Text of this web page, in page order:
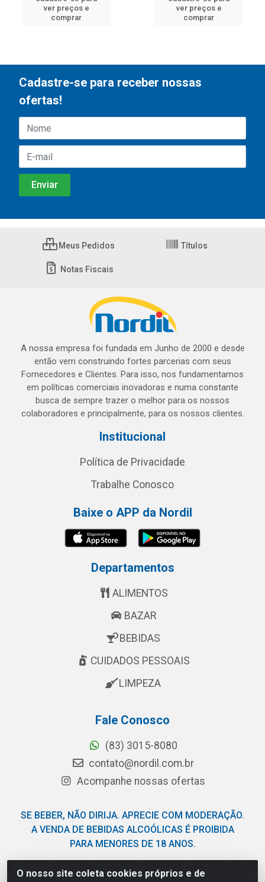
ver preços e
comprar
ver preços e
comprar
O nosso site coleta cookies próprios e de
Cadastre-se para receber nossas
ofertas!
Meus Pedidos Títulos
Notas Fiscais
A nossa empresa foi fundada em Junho de 2000 e desde
então vem construindo fortes parcerias com seus
Fornecedores e Clientes. Para isso, nos fundamentamos
em políticas comerciais inovadoras e numa constante
busca de sempre trazer o melhor para os nossos
colaboradores e principalmente, para os nossos clientes.
Institucional
Política de Privacidade
Trabalhe Conosco
Baixe o APP da Nordil
Departamentos
ALIMENTOS
BAZAR
BEBIDAS
CUIDADOS PESSOAIS
LIMPEZA
Fale Conosco
(83) 3015-8080
contato@nordil.com.br
Acompanhe nossas ofertas
SE BEBER, NÃO DIRIJA. APRECIE COM MODERAÇÃO.
A VENDA DE BEBIDAS ALCOÓLICAS É PROIBIDA
PARA MENORES DE 18 ANOS.